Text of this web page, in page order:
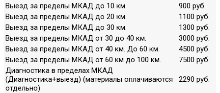
Выезд за пределы МКАД до 10 км.
900 руб.
Выезд за пределы МКАД до 20 км.
1100 руб.
Выезд за пределы МКАД до 30 км.
1300 руб.
Выезд за пределы МКАД от 30 до 40 км.
3000 руб.
Выезд за пределы МКАД от 40 км. До 60 км.
4500 руб.
Выезд за пределы МКАД от 60 км до 100 км.
7500 руб.
Диагностика в пределах МКАД
(Диагностика+выезд) (материалы оплачиваются
отдельно)
2290 руб.